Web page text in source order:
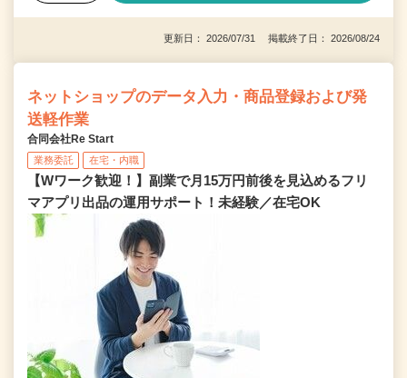
更新日： 2026/07/31 掲載終了日： 2026/08/24
ネットショップのデータ入力・商品登録および発
送軽作業
合同会社Re Start
業務委託 在宅・内職
【Wワーク歓迎！】副業で月15万円前後を見込めるフリ
マアプリ出品の運用サポート！未経験／在宅OK